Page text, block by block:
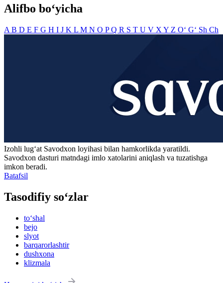
Alifbo bo‘yicha
A B D E F G H I J K L M N O PQ R S T U V X Y Z O‘ G‘ Sh Ch
Izohli lugʻat Savodxon loyihasi bilan hamkorlikda yaratildi.
Savodxon dasturi matndagi imlo xatolarini aniqlash va tuzatishga
imkon beradi.
Batafsil
Tasodifiy so‘zlar
to‘shal
bejo
slyot
barqarorlashtir
dushxona
klizmala